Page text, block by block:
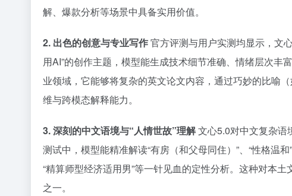
解、爆款分析等场景中具备实用价值。
2. 出色的创意与专业写作官方评测与用户实测均显示，文
用AI”的创作主题，模型能生成技术细节准确、情绪层次
业领域，它能够将复杂的英文论文内容，通过巧妙的比喻
维与跨模态解释能力。
3. 深刻的中文语境与“人情世故”理解文心5.0对中文复杂语
测试中，模型能精准解读“有房（和父母同住）”、“性格温
“精算师型经济适用男”等一针见血的定性分析。这种对本
之一。